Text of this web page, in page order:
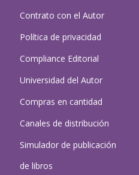
Contrato con el Autor
Política de privacidad
Compliance Editorial
Universidad del Autor
Compras en cantidad
Canales de distribución
Simulador de publicación
de libros